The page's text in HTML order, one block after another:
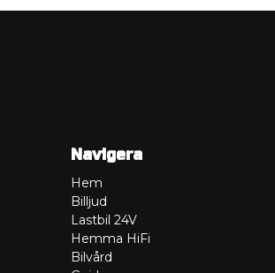
Navigera
Hem
Billjud
Lastbil 24V
Hemma HiFi
Bilvård